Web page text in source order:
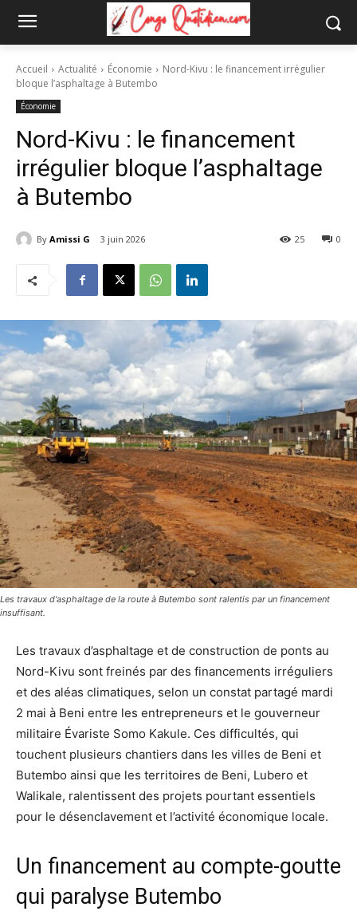
Accueil Actualité Économie
Nord-Kivu : le financement irrégulier
bloque l’asphaltage à Butembo
Économie
Nord-Kivu : le financement
irrégulier bloque l’asphaltage
à Butembo
By Amissi G 3 juin 2026 0
25
Les travaux d'asphaltage de la route à Butembo sont ralentis par un financement
insuffisant.
Les travaux d’asphaltage et de construction de ponts au
Nord-Kivu sont freinés par des financements irréguliers
et des aléas climatiques, selon un constat partagé mardi
2 mai à Beni entre les entrepreneurs et le gouverneur
militaire Évariste Somo Kakule. Ces difficultés, qui
touchent plusieurs chantiers dans les villes de Beni et
Butembo ainsi que les territoires de Beni, Lubero et
Walikale, ralentissent des projets pourtant essentiels
pour le désenclavement et l’activité économique locale.
Un financement au compte-goutte
qui paralyse Butembo